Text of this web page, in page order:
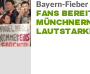
Bayern-
FANS